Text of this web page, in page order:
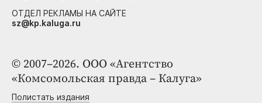
© 2007–2026. ООО «Агентство
«Комсомольская правда – Калуга»
Полистать издания
ОТДЕЛ РЕКЛАМЫ НА САЙТЕ
sz@kp.kaluga.ru